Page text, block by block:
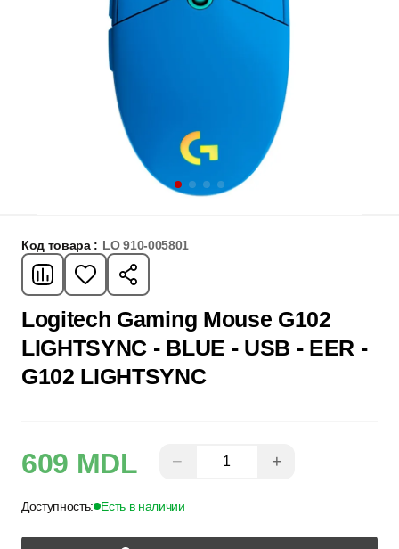
Код товара : LO 910-005801
Logitech Gaming Mouse G102
LIGHTSYNC - BLUE - USB - EER -
G102 LIGHTSYNC
609 MDL − +
Доступность: Есть в наличии